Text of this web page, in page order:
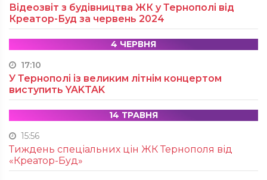
Відеозвіт з будівництва ЖК у Тернополі від
Креатор-Буд за червень 2024
4 ЧЕРВНЯ
17:10
У Тернополі із великим літнім концертом
виступить YAKTAK
14 ТРАВНЯ
15:56
Тиждень спеціальних цін ЖК Тернополя від
«Креатор-Буд»